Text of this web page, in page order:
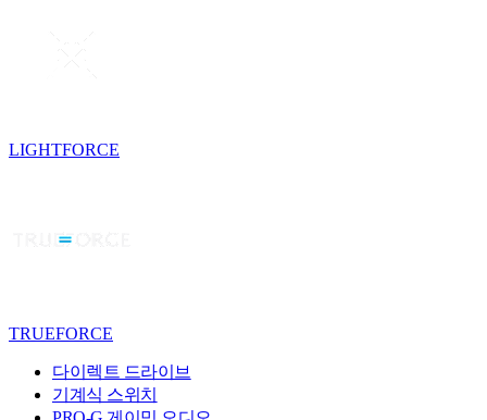
LIGHTFORCE
TRUEFORCE
다이렉트 드라이브
기계식 스위치